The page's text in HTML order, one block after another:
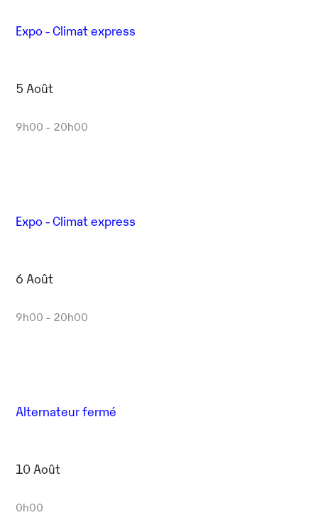
Expo - Climat express
5 Août
9h00 - 20h00
Expo - Climat express
6 Août
9h00 - 20h00
Alternateur fermé
10 Août
0h00